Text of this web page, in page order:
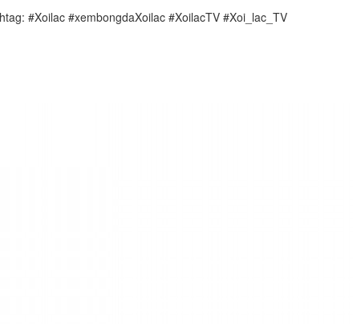
#Xoilac #xembongdaXoilac #XoilacTV #Xoi_lac_TV